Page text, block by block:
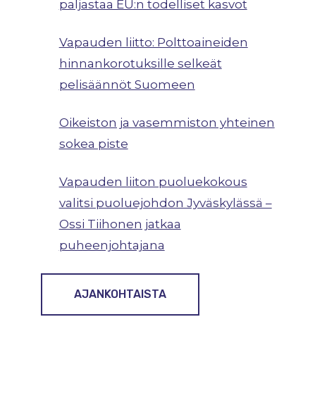
paljastaa EU:n todelliset kasvot
Vapauden liitto: Polttoaineiden
hinnankorotuksille selkeät
pelisäännöt Suomeen
Oikeiston ja vasemmiston yhteinen
sokea piste
Vapauden liiton puoluekokous
valitsi puoluejohdon Jyväskylässä –
Ossi Tiihonen jatkaa
puheenjohtajana
AJANKOHTAISTA